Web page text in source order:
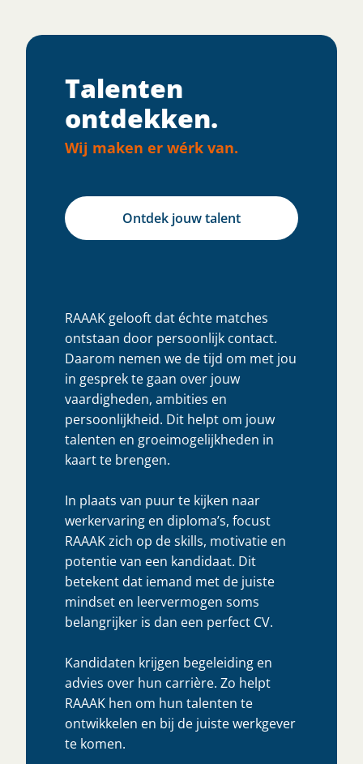
Talenten
ontdekken.
Wij maken er wérk van.
Ontdek jouw talent​
RAAAK gelooft dat échte matches
ontstaan door persoonlijk contact.
Daarom nemen we de tijd om met jou
in gesprek te gaan over jouw
vaardigheden, ambities en
persoonlijkheid. Dit helpt om jouw
talenten en groeimogelijkheden in
kaart te brengen.
In plaats van puur te kijken naar
werkervaring en diploma’s, focust
RAAAK zich op de skills, motivatie en
potentie van een kandidaat. Dit
betekent dat iemand met de juiste
mindset en leervermogen soms
belangrijker is dan een perfect CV.
Kandidaten krijgen begeleiding en
advies over hun carrière. Zo helpt
RAAAK hen om hun talenten te
ontwikkelen en bij de juiste werkgever
te komen.